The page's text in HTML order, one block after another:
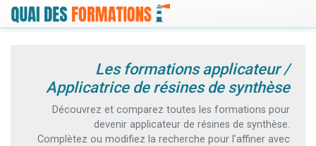
Les formations applicateur /
Applicatrice de résines de synthèse
Découvrez et comparez toutes les formations pour
devenir applicateur de résines de synthèse.
Complètez ou modifiez la recherche pour l'affiner avec